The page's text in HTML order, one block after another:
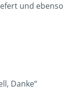
und ebenso
Danke“